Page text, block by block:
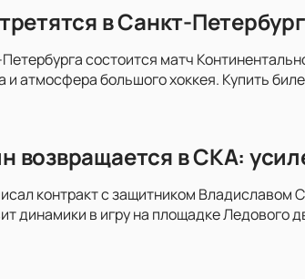
в Санкт-
состоится матч
и атмосфера большого хоккея. Купить
возвращается в СКА:
контракт с защитником Владиславом
динамики в игру на площадке Ледового